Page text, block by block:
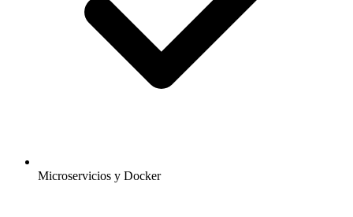
Microservicios y Docker